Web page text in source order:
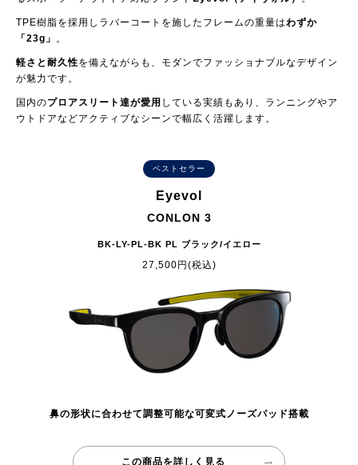
TPE樹脂を採用しラバーコートを施したフレームの重量は わずか
「23g」
。
軽さと耐久性を備えながらも、モダンでファッショナブルなデザイン
が魅力です。
国内のプロアスリート達が愛用 している実績もあり、ランニングやア
ウトドアなどアクティブなシーンで幅広く活躍します。
ベストセラー
Eyevol
CONLON 3
BK-LY-PL-BK PL ブラック/イエロー
27,500円(税込)
鼻の形状に合わせて調整可能な可変式ノーズパッド搭載
この商品を詳しく見る